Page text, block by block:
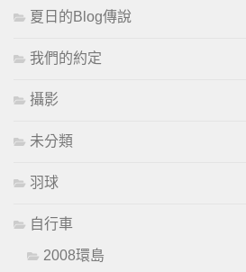
夏日的Blog傳說
我們的約定
攝影
未分類
羽球
自行車
2008環島